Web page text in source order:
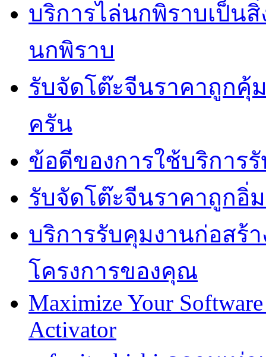
บริการไล่นกพิราบเป็น
นกพิราบ
รับจัดโต๊ะจีนราคาถูกคุ้
ครัน
ข้อดีของการใช้บริการ
รับจัดโต๊ะจีนราคาถูกอิ่
บริการรับคุมงานก่อสร้
โครงการของคุณ
Maximize Your
Activator